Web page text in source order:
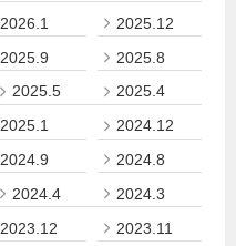
2026.1
2025.12
2025.9
2025.8
2025.5
2025.4
2025.1
2024.12
2024.9
2024.8
2024.4
2024.3
2023.12
2023.11